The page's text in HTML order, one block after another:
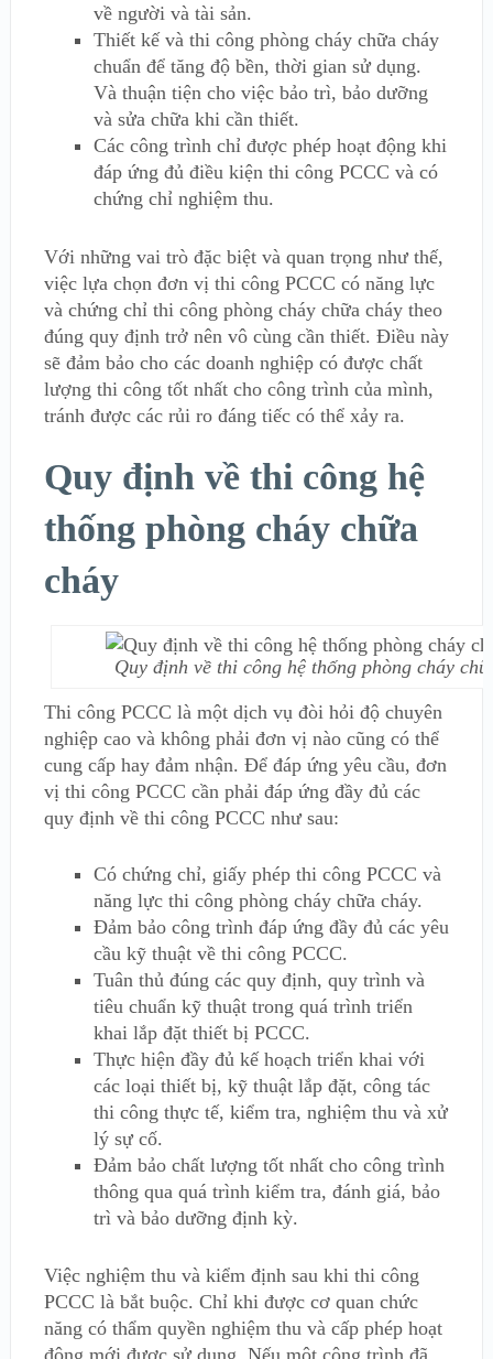
về người và tài sản.
Thiết kế và thi công phòng cháy chữa cháy
chuẩn để tăng độ bền, thời gian sử dụng.
Và thuận tiện cho việc bảo trì, bảo dưỡng
và sửa chữa khi cần thiết.
Các công trình chỉ được phép hoạt động khi
đáp ứng đủ điều kiện thi công PCCC và có
chứng chỉ nghiệm thu.
Với những vai trò đặc biệt và quan trọng như thế,
việc lựa chọn đơn vị thi công PCCC có năng lực
và chứng chỉ thi công phòng cháy chữa cháy theo
đúng quy định trở nên vô cùng cần thiết. Điều này
sẽ đảm bảo cho các doanh nghiệp có được chất
lượng thi công tốt nhất cho công trình của mình,
tránh được các rủi ro đáng tiếc có thể xảy ra.
Quy định về thi công hệ
thống phòng cháy chữa
cháy
Quy định về thi công hệ thống phòng cháy
Thi công PCCC là một dịch vụ đòi hỏi độ chuyên
nghiệp cao và không phải đơn vị nào cũng có thể
cung cấp hay đảm nhận. Để đáp ứng yêu cầu, đơn
vị thi công PCCC cần phải đáp ứng đầy đủ các
quy định về thi công PCCC như sau:
Có chứng chỉ, giấy phép thi công PCCC và
năng lực thi công phòng cháy chữa cháy.
Đảm bảo công trình đáp ứng đầy đủ các yêu
cầu kỹ thuật về thi công PCCC.
Tuân thủ đúng các quy định, quy trình và
tiêu chuẩn kỹ thuật trong quá trình triển
khai lắp đặt thiết bị PCCC.
Thực hiện đầy đủ kế hoạch triển khai với
các loại thiết bị, kỹ thuật lắp đặt, công tác
thi công thực tế, kiểm tra, nghiệm thu và xử
lý sự cố.
Đảm bảo chất lượng tốt nhất cho công trình
thông qua quá trình kiểm tra, đánh giá, bảo
trì và bảo dưỡng định kỳ.
Việc nghiệm thu và kiểm định sau khi thi công
PCCC là bắt buộc. Chỉ khi được cơ quan chức
năng có thẩm quyền nghiệm thu và cấp phép hoạt
động mới được sử dụng. Nếu một công trình đã